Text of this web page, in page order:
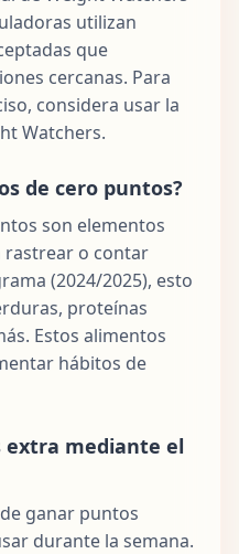
utilizan
que
cercanas. Para
considera usar la
Watchers.
de cero puntos?
son elementos
rastrear o contar
(2024/2025), esto
proteínas
Estos alimentos
hábitos de
extra mediante el
ganar puntos
durante la semana.